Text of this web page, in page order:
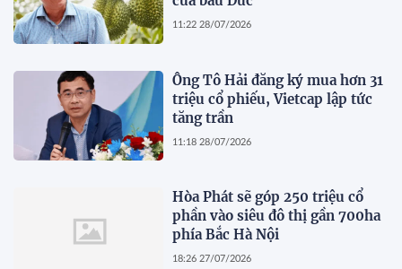
11:22 28/07/2026
Ông Tô Hải đăng ký mua hơn 31
triệu cổ phiếu, Vietcap lập tức
tăng trần
11:18 28/07/2026
Hòa Phát sẽ góp 250 triệu cổ
phần vào siêu đô thị gần 700ha
phía Bắc Hà Nội
18:26 27/07/2026